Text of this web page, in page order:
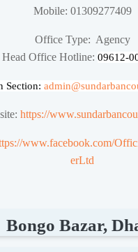
Mobile: 01309277409
Office Type: Agency
Head Office Hotline: 09612-
Section: admin
https://
www.facebook.com/
erLtd
Bongo Bazar,